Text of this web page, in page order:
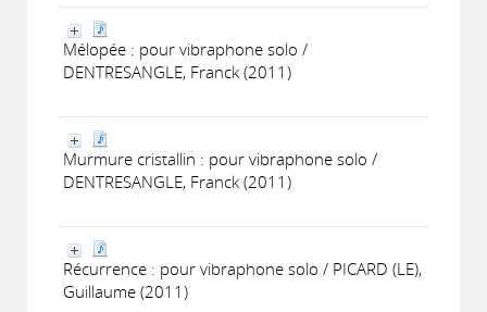
Mélopée : pour vibraphone solo /
DENTRESANGLE, Franck (2011)
Murmure cristallin : pour vibraphone solo /
DENTRESANGLE, Franck (2011)
Récurrence : pour vibraphone solo / PICARD (LE),
Guillaume (2011)